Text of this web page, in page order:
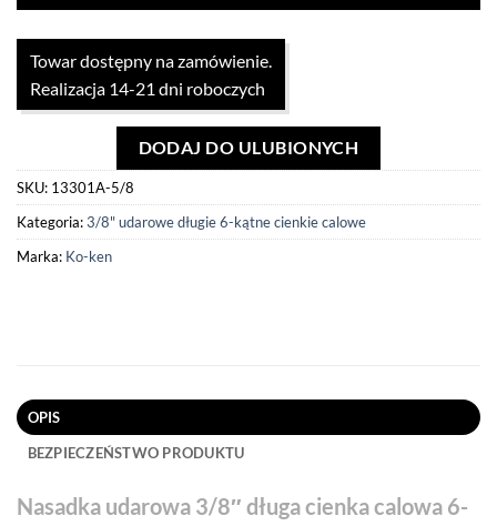
Towar dostępny na zamówienie.
Realizacja 14-21 dni roboczych
DODAJ DO ULUBIONYCH
SKU: 13301A-5/8
Kategoria:3/8" udarowe długie 6-kątne cienkie calowe
Marka: Ko-ken
OPIS
BEZPIECZEŃSTWO PRODUKTU
Nasadka udarowa 3/8″ długa cienka calowa 6-